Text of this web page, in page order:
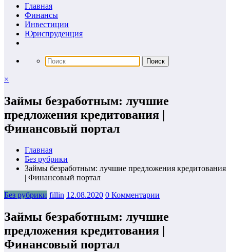
Главная
Финансы
Инвестиции
Юриспруденция
×
Займы безработным: лучшие
предложения кредитования |
Финансовый портал
Главная
Без рубрики
Займы безработным: лучшие предложения кредитования
| Финансовый портал
Без рубрики fillin 12.08.2020 0 Комментарии
Займы безработным: лучшие
предложения кредитования |
Финансовый портал